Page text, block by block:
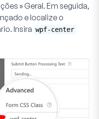
» Geral. Em seguida,
e localize o
. Insira wpf-center